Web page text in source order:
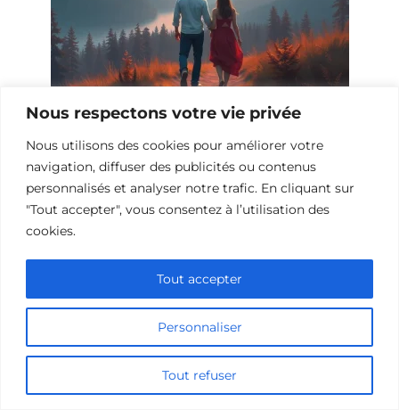
Nous respectons votre vie privée
Nous utilisons des cookies pour améliorer votre
navigation, diffuser des publicités ou contenus
personnalisés et analyser notre trafic. En cliquant sur
"Tout accepter", vous consentez à l’utilisation des
cookies.
Personnaliser
Tout refuser
Tout accepter
10 Films et Séries Similaires à
Opération Love